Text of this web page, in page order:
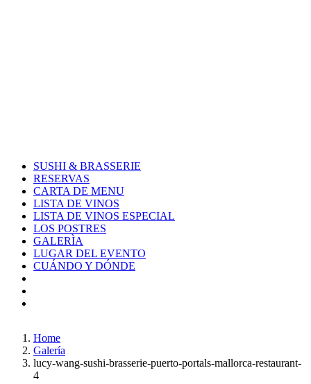
SUSHI & BRASSERIE
RESERVAS
CARTA DE MENU
LISTA DE VINOS
LISTA DE VINOS ESPECIAL
LOS POSTRES
GALERÌA
LUGAR DEL EVENTO
CUÁNDO Y DÓNDE
Home
Galería
lucy-wang-sushi-brasserie-puerto-portals-mallorca-restaurant-
4